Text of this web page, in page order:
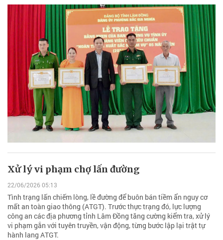
Xử lý vi phạm chợ lấn đường
22/06/2026 05:13
Tình trạng lấn chiếm lòng, lề đường để buôn bán tiềm ẩn nguy cơ
mất an toàn giao thông (ATGT). Trước thực trạng đó, lực lượng
công an các địa phương tỉnh Lâm Đồng tăng cường kiểm tra, xử lý
vi phạm gắn với tuyên truyền, vận động, từng bước lập lại trật tự
hành lang ATGT.